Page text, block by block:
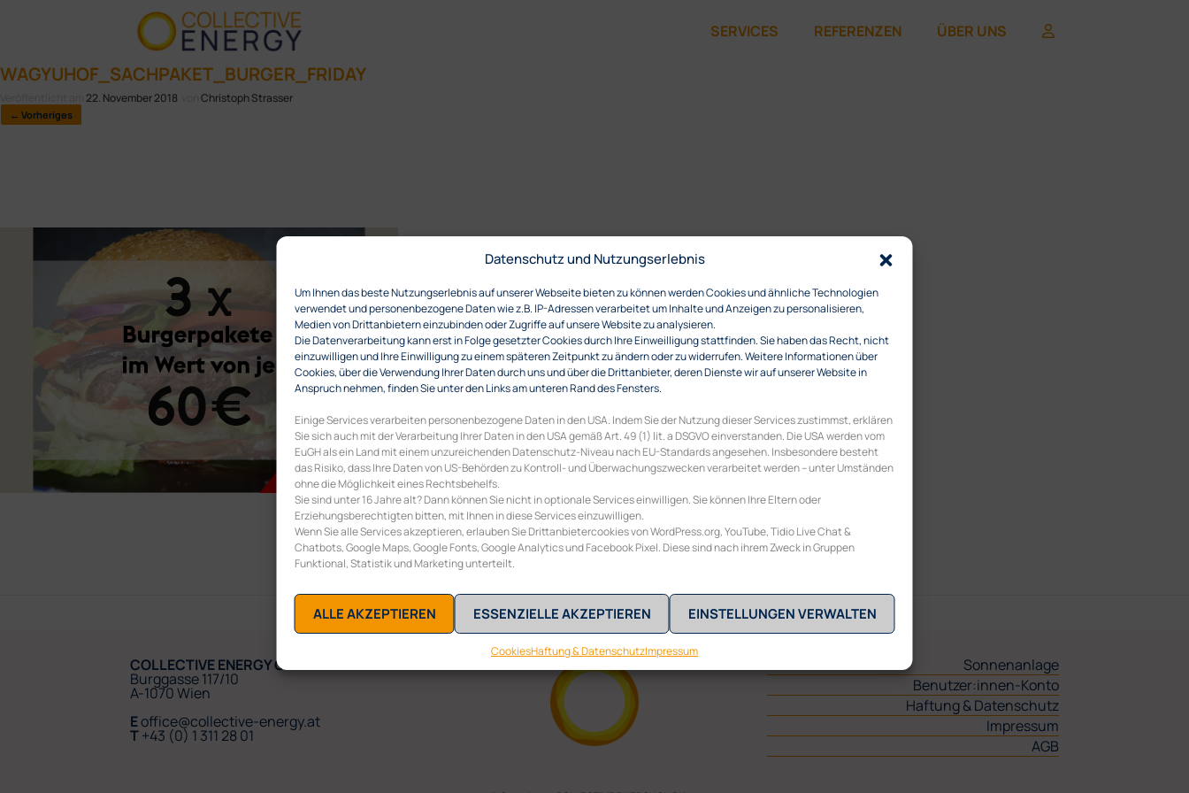
Datenschutz und Nutzungserlebnis
Um Ihnen das beste Nutzungserlebnis auf unserer Webseite bieten zu können werden Cookies und ähnliche Technologien
verwendet und personenbezogene Daten wie z.B. IP-Adressen verarbeitet um Inhalte und Anzeigen zu personalisieren,
Medien von Drittanbietern einzubinden oder Zugriffe auf unsere Website zu analysieren.
Die Datenverarbeitung kann erst in Folge gesetzter Cookies durch Ihre Einweilligung stattfinden. Sie haben das Recht, nicht
einzuwilligen und Ihre Einwilligung zu einem späteren Zeitpunkt zu ändern oder zu widerrufen. Weitere Informationen über
Cookies, über die Verwendung Ihrer Daten durch uns und über die Drittanbieter, deren Dienste wir auf unserer Website in
Anspruch nehmen, finden Sie unter den Links am unteren Rand des Fensters.
Einige Services verarbeiten personenbezogene Daten in den USA. Indem Sie der Nutzung dieser Services zustimmst, erklären
Sie sich auch mit der Verarbeitung Ihrer Daten in den USA gemäß Art. 49 (1) lit. a DSGVO einverstanden. Die USA werden vom
EuGH als ein Land mit einem unzureichenden Datenschutz-Niveau nach EU-Standards angesehen. Insbesondere besteht
das Risiko, dass Ihre Daten von US-Behörden zu Kontroll- und Überwachungszwecken verarbeitet werden – unter Umständen
ohne die Möglichkeit eines Rechtsbehelfs.
Sie sind unter 16 Jahre alt? Dann können Sie nicht in optionale Services einwilligen. Sie können Ihre Eltern oder
Erziehungsberechtigten bitten, mit Ihnen in diese Services einzuwilligen.
Wenn Sie alle Services akzeptieren, erlauben Sie Drittanbietercookies von WordPress.org, YouTube, Tidio Live Chat &
Chatbots, Google Maps, Google Fonts, Google Analytics und Facebook Pixel. Diese sind nach ihrem Zweck in Gruppen
Funktional, Statistik und Marketing unterteilt.
ALLE AKZEPTIEREN ESSENZIELLE AKZEPTIEREN EINSTELLUNGEN VERWALTEN
CookiesHaftung & DatenschutzImpressum
SERVICES REFERENZEN ÜBER UNS
WAGYUHOF_SACHPAKET_BURGER_FRIDAY
22. November 2018 Christoph Strasser
← Vorheriges
COLLECTIVE ENERGY GMBH
Burggasse 117/10
A-1070 Wien
Eoffice@collective-energy.at
T+43 (0) 1 311 28 01
Sonnenanlage
Benutzer:innen-Konto
Haftung & Datenschutz
Impressum
AGB